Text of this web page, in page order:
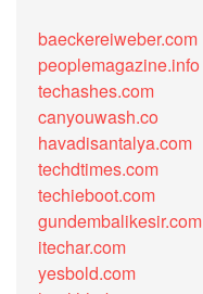
baeckereiweber.com
peoplemagazine.info
techashes.com
canyouwash.co
havadisantalya.com
techdtimes.com
techieboot.com
gundembalikesir.com
itechar.com
yesbold.com